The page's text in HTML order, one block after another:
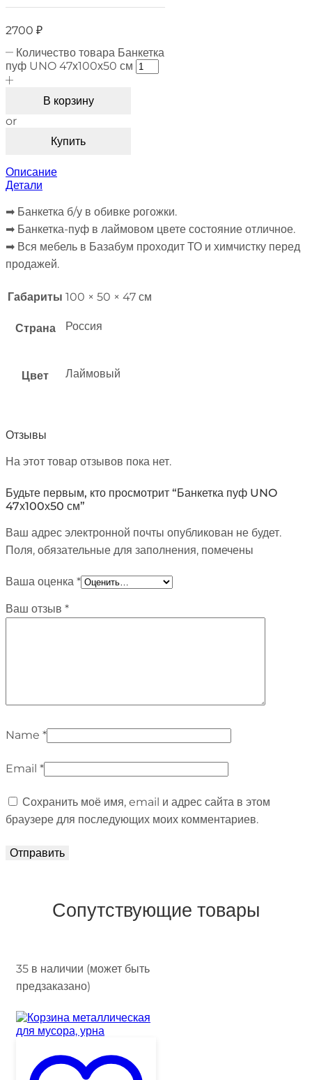
2700 ₽
Количество товара Банкетка
пуф UNO 47х100х50 см
В корзину
or
Купить
Описание
Детали
➡︎ Банкетка б/у в обивке рогожки.
➡︎ Банкетка-пуф в лаймовом цвете состояние отличное.
➡︎ Вся мебель в Базабум проходит ТО и химчистку перед
продажей.
Габариты 100 × 50 × 47 см
Страна Россия
Цвет Лаймовый
Отзывы
На этот товар отзывов пока нет.
Будьте первым, кто просмотрит “Банкетка пуф UNO
47х100х50 см”
Ваш адрес электронной почты опубликован не будет.
Поля, обязательные для заполнения, помечены
Ваша оценка *
Ваш отзыв *
Name *
Email *
Сохранить моё имя, email и адрес сайта в этом
браузере для последующих моих комментариев.
Сопутствующие товары
35 в наличии (может быть
предзаказано)